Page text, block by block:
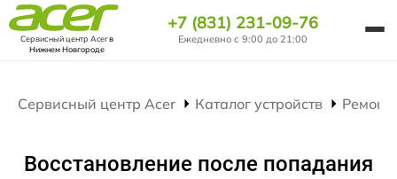
Сервисный центр Acerв
Нижнем Новгороде
+7 (831) 231-09-76
Ежедневно с 9:00 до 21:00
Сервисный центр Acer Каталог устройств Ремонт
Восстановление после попадания